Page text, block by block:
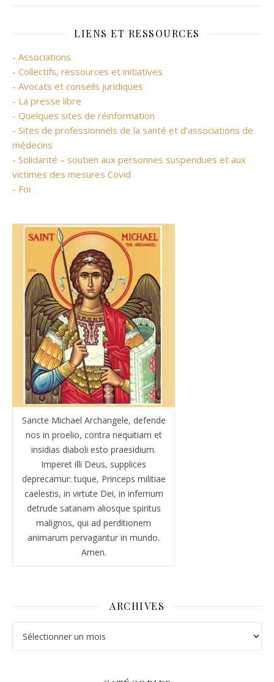
LIENS ET RESSOURCES
- Associations
- Collectifs, ressources et initiatives
- Avocats et conseils juridiques
- La presse libre
- Quelques sites de réinformation
- Sites de professionnels de la santé et d’associations de
médecins
- Solidarité – soutien aux personnes suspendues et aux
victimes des mesures Covid
- Foi
Sancte Michael Archangele, defende
nos in proelio, contra nequitiam et
insidias diaboli esto praesidium.
Imperet illi Deus, supplices
deprecamur: tuque, Princeps militiae
caelestis, in virtute Dei, in infernum
detrude satanam aliosque spiritus
malignos, qui ad perditionem
animarum pervagantur in mundo.
Amen.
ARCHIVES